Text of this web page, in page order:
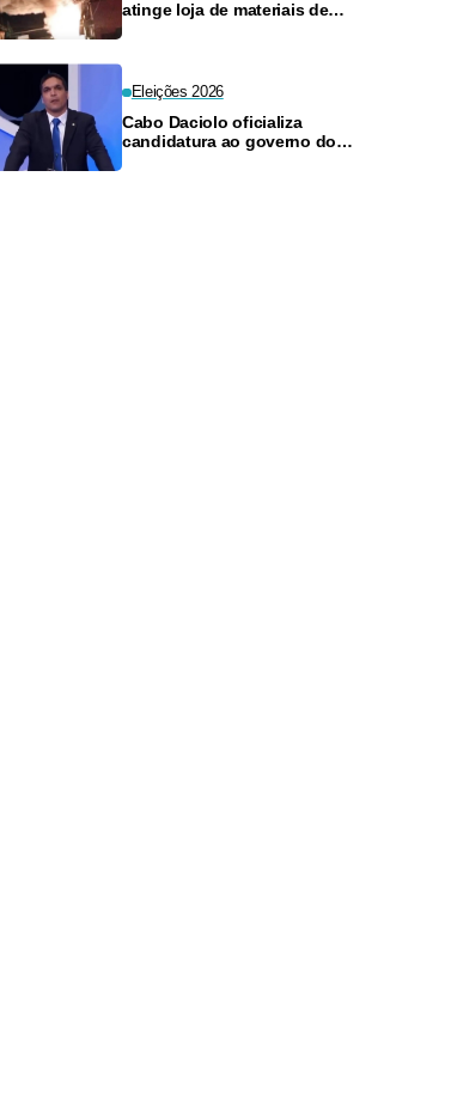
atinge loja de materiais de
Eleições 2026
Cabo Daciolo oficializa
candidatura ao governo do